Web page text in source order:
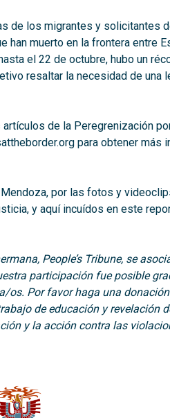
de los migrantes y solicitantes
han muerto en la frontera entre
el 22 de octubre, hubo un
resaltar la necesidad de una
de la Peregrenización
para obtener más
por las fotos y
y aquí incuídos en este
People’s Tribune, se
participación fue posible
os. Por favor haga una
de educación y revelación
y la acción contra las